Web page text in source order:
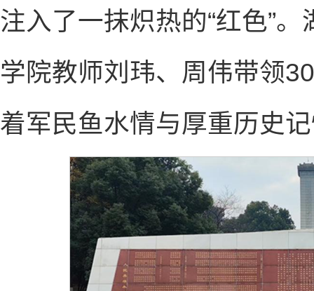
注入了一抹炽热的“红色”
学院教师刘玮、周伟带领
着军民鱼水情与厚重历史